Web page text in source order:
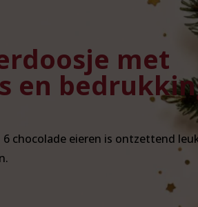
met
en
chocolade eieren is ontzettend